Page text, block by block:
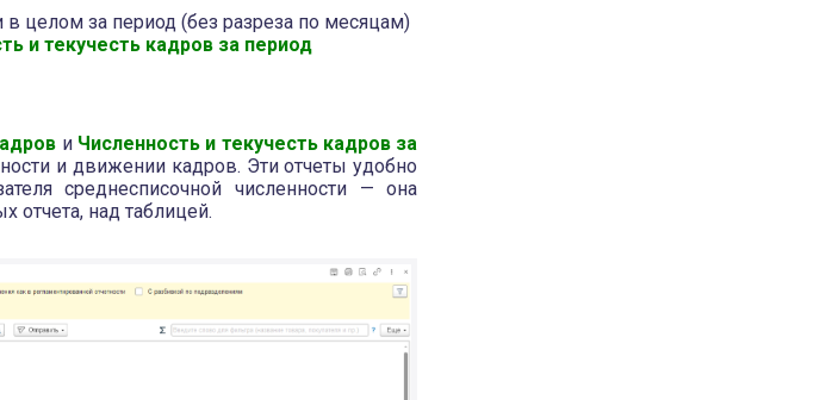
в целом за период (без разреза по месяцам)
и текучесть кадров за период
и Численность и текучесть кадров за
и движении кадров. Эти отчеты удобно
среднесписочной численности — она
отчета, над таблицей.